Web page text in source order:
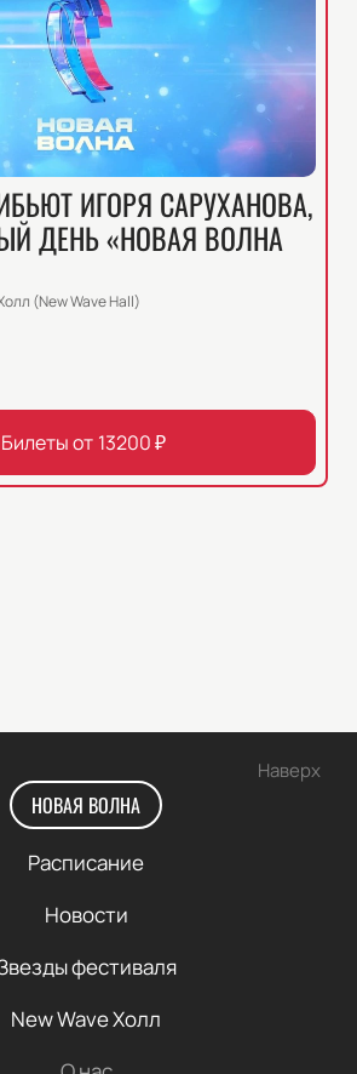
ИГОРЯ САРУХАНОВА,
ДЕНЬ «НОВАЯ ВОЛНА
(New Wave Hall)
Билеты от 13200₽
Наверх
НОВАЯ ВОЛНА
Расписание
Новости
фестиваля
New Wave Холл